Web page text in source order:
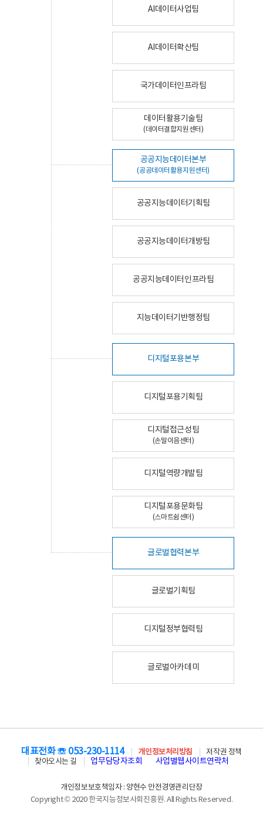
AI데이터사업팀
AI데이터확산팀
국가데이터인프라팀
데이터활용기술팀
(데이터결합지원센터)
공공지능데이터본부
(공공데이터활용지원센터)
공공지능데이터기획팀
공공지능데이터개방팀
공공지능데이터인프라팀
지능데이터기반행정팀
디지털포용본부
디지털포용기획팀
디지털접근성팀
(손말이음센터)
디지털역량개발팀
디지털포용문화팀
(스마트쉼센터)
글로벌협력본부
글로벌기획팀
디지털정부협력팀
글로벌아카데미
대표전화 ☏ 053-230-1114 개인정보처리방침
저작권 정책
찾아오시는 길
업무담당자조회 사업별웹사이트연락처
개인정보보호책임자 : 양현수 안전경영관리단장
Copyright © 2020 한국지능정보사회진흥원. All Rights Reserved.